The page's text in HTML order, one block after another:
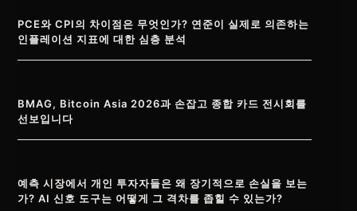
PCE와 CPI의 차이점은 무엇인가? 연준이 실제로 의존하는
인플레이션 지표에 대한 심층 분석
BMAG, Bitcoin Asia 2026과 손잡고 종합 카드 전시회를
선보입니다
예측 시장에서 개인 투자자들은 왜 장기적으로 손실을 보는
가? AI 신호 도구는 어떻게 그 격차를 좁힐 수 있는가?